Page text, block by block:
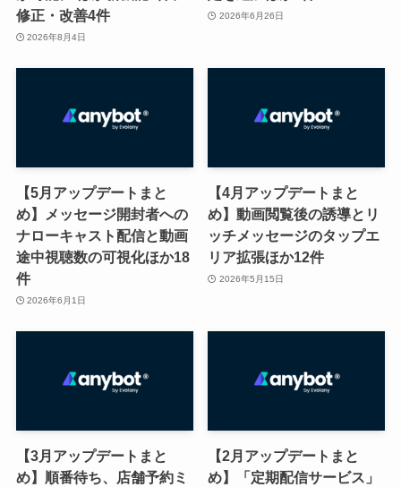
修正・改善4件
2026年8月4日
2026年6月26日
【5月アップデートまと
め】メッセージ開封者への
ナローキャスト配信と動画
途中視聴数の可視化ほか18
件
2026年6月1日
【4月アップデートまと
め】動画閲覧後の誘導とリ
ッチメッセージのタップエ
リア拡張ほか12件
2026年5月15日
【3月アップデートまと
め】順番待ち、店舗予約ミ
【2月アップデートまと
め】「定期配信サービス」